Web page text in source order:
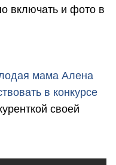
включать и фото в
мама Алена
в конкурсе
своей